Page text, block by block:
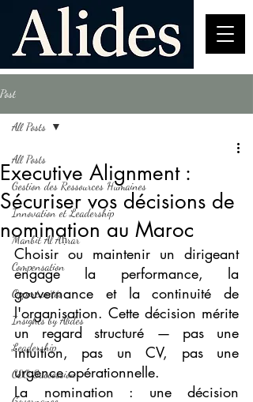
Post
All Posts
Gestion des Ressources Humaines
Innovation et Leadership
Manbit Al Aḥrar
Compensation
Opportunités
Insights by Alides
Leadership
CEO Succession
All Posts
Executive Alignment :
Sécuriser vos décisions de
nomination au Maroc
Choisir ou maintenir un dirigeant
engage la performance, la
gouvernance et la continuité de
l'organisation. Cette décision mérite
un regard structuré — pas une
intuition, pas un CV, pas une
urgence opérationnelle.
La nomination : une décision